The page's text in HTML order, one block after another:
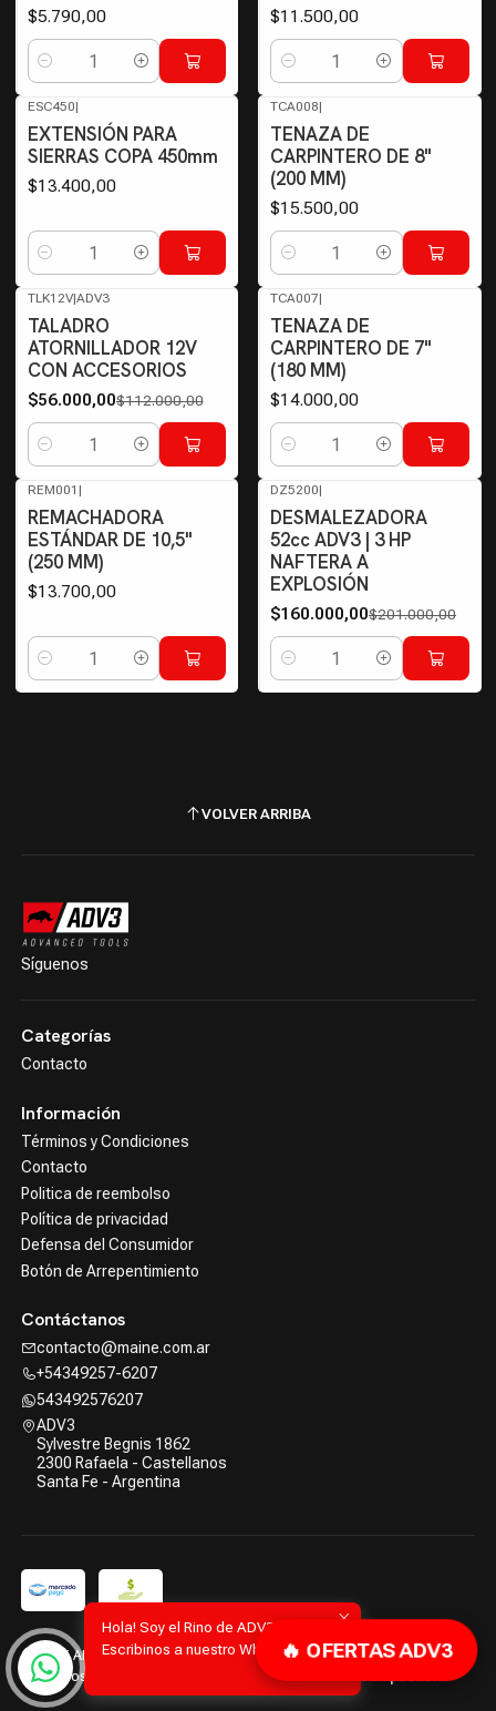
🔥 OFERTAS ADV3
$5.790,00
Cantidad
$11.500,00
Cantidad
ESC450|
EXTENSIÓN PARA
SIERRAS COPA 450mm
$13.400,00
Cantidad
TCA008|
TENAZA DE
CARPINTERO DE 8"
(200 MM)
$15.500,00
Cantidad
-50%OFF
TLK12V|ADV3
TALADRO
ATORNILLADOR 12V
CON ACCESORIOS
$56.000,00$112.000,00
Cantidad
TCA007|
TENAZA DE
CARPINTERO DE 7"
(180 MM)
$14.000,00
Cantidad
REM001 |
REMACHADORA
ESTÁNDAR DE 10,5"
(250 MM)
$13.700,00
Cantidad
-20%OFF
DZ5200|
DESMALEZADORA
52cc ADV3 | 3 HP
NAFTERA A
EXPLOSIÓN
$160.000,00$201.000,00
Cantidad
VOLVER ARRIBA
Síguenos
Categorías
Contacto
Información
Términos y Condiciones
Contacto
Politica de reembolso
Política de privacidad
Defensa del Consumidor
Botón de Arrepentimiento
Contáctanos
contacto@maine.com.ar
+54349257-6207
543492576207
ADV3
Sylvestre Begnis 1862
2300 Rafaela - Castellanos
Santa Fe - Argentina
2026 ADV3 | Advanced Tools.
Todos los derechos reservados.
Desarrollado por Jumpseller
Hola! Soy el Rino de ADV3.
Escribinos a nuestro WhatsApp!